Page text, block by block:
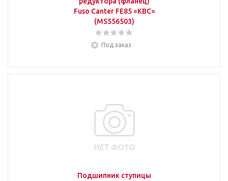
Fuso Canter FE85 =KBC=
(MS556503)
Под заказ
Подшипник ступицы